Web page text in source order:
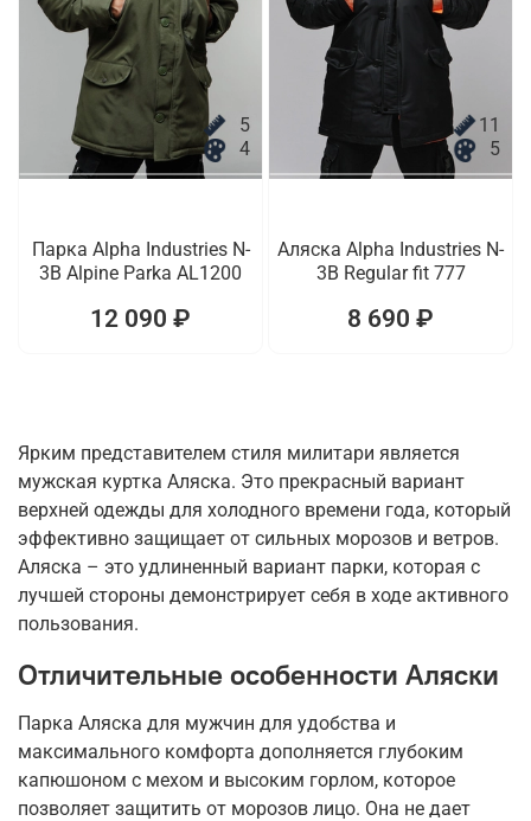
5
4
Парка Alpha Industries N-
3B Alpine Parka AL1200
12 090 ₽
11
5
Аляска Alpha Industries N-
3B Regular fit 777
8 690 ₽
Ярким представителем стиля милитари является
мужская куртка Аляска. Это прекрасный вариант
верхней одежды для холодного времени года, который
эффективно защищает от сильных морозов и ветров.
Аляска – это удлиненный вариант парки, которая с
лучшей стороны демонстрирует себя в ходе активного
пользования.
Отличительные особенности Аляски
Парка Аляска для мужчин для удобства и
максимального комфорта дополняется глубоким
капюшоном с мехом и высоким горлом, которое
позволяет защитить от морозов лицо. Она не дает